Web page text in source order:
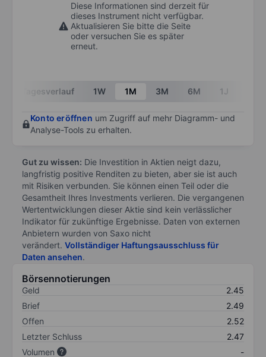
Diese Informationen sind derzeit für
dieses Instrument nicht verfügbar.
Aktualisieren Sie bitte die Seite
oder versuchen Sie es später
erneut.
Tagesverlauf 1W 1M 3M 6M 1J
Konto eröffnen um Zugriff auf mehr Diagramm- und
Analyse-Tools zu erhalten.
Gut zu wissen: Die Investition in Aktien neigt dazu,
langfristig positive Renditen zu bieten, aber sie ist auch
mit Risiken verbunden. Sie können einen Teil oder die
Gesamtheit Ihres Investments verlieren. Die vergangenen
Wertentwicklungen dieser Aktie sind kein verlässlicher
Indikator für zukünftige Ergebnisse. Daten von externen
Anbietern wurden von Saxo nicht
verändert. Vollständiger Haftungsausschluss für
Daten ansehen.
Börsennotierungen
Geld
2.45
Brief
2.49
Offen
2.52
Letzter Schluss
2.47
Volumen
-